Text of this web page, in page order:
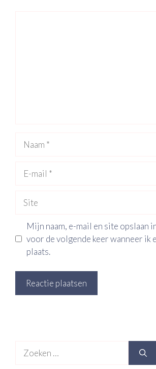
mail
Mijn naam, e-mail en site opslaan
voor de volgende keer wanneer ik
plaats.
naar: